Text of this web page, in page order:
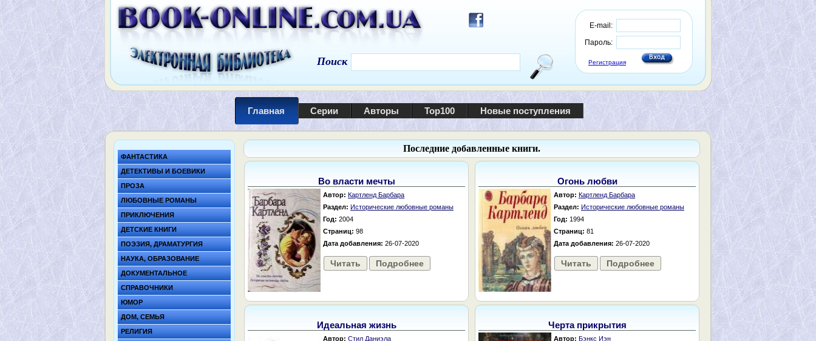
E-mail:
Пароль:
Регистрация
Поиск
Главная Серии Авторы Top100 Новые поступления
ФАНТАСТИКА
ДЕТЕКТИВЫ И БОЕВИКИ
ПРОЗА
ЛЮБОВНЫЕ РОМАНЫ
ПРИКЛЮЧЕНИЯ
ДЕТСКИЕ КНИГИ
ПОЭЗИЯ, ДРАМАТУРГИЯ
НАУКА, ОБРАЗОВАНИЕ
ДОКУМЕНТАЛЬНОЕ
СПРАВОЧНИКИ
ЮМОР
ДОМ, СЕМЬЯ
РЕЛИГИЯ
Последние добавленные книги.
Во власти мечты
Автор: Картленд Барбара
Раздел: Исторические любовные романы
Год: 2004
Страниц: 98
Дата добавления: 26-07-2020
Читать Подробнее
Огонь любви
Автор: Картленд Барбара
Раздел: Исторические любовные романы
Год: 1994
Страниц: 81
Дата добавления: 26-07-2020
Читать Подробнее
Идеальная жизнь
Автор: Стил Даниэла
Черта прикрытия
Автор: Бэнкс Иэн